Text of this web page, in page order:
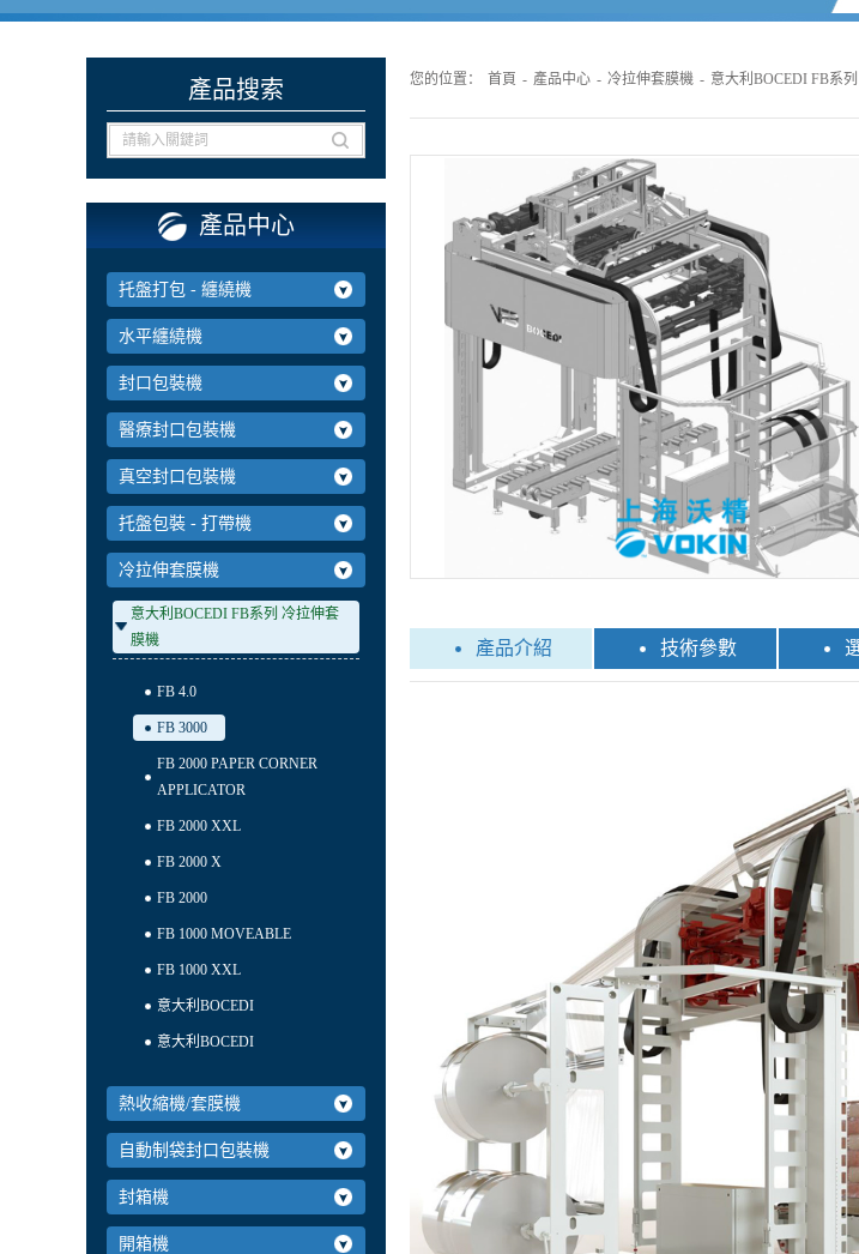
產品搜索
產品中心
托盤打包 - 纏繞機
水平纏繞機
封口包裝機
醫療封口包裝機
真空封口包裝機
托盤包裝 - 打帶機
冷拉伸套膜機
意大利BOCEDI FB系列 冷拉伸套
膜機
FB 4.0
FB 3000
FB 2000 PAPER CORNER
APPLICATOR
FB 2000 XXL
FB 2000 X
FB 2000
FB 1000 MOVEABLE
FB 1000 XXL
意大利BOCEDI
意大利BOCEDI
熱收縮機/套膜機
自動制袋封口包裝機
封箱機
開箱機
您的位置： 首頁 - 產品中心 - 冷拉伸套膜機 - 意大利BOCEDI FB系
產品介紹 技術參數